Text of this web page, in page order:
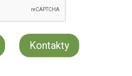
Kontakty